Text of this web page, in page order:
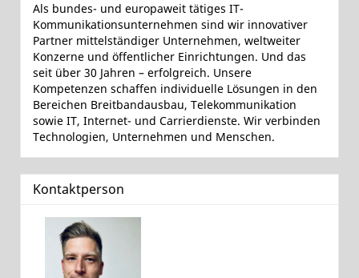
Als bundes- und europaweit tätiges IT-
Kommunikationsunternehmen sind wir innovativer
Partner mittelständiger Unternehmen, weltweiter
Konzerne und öffentlicher Einrichtungen. Und das
seit über 30 Jahren – erfolgreich. Unsere
Kompetenzen schaffen individuelle Lösungen in den
Bereichen Breitbandausbau, Telekommunikation
sowie IT, Internet- und Carrierdienste. Wir verbinden
Technologien, Unternehmen und Menschen.
Kontaktperson